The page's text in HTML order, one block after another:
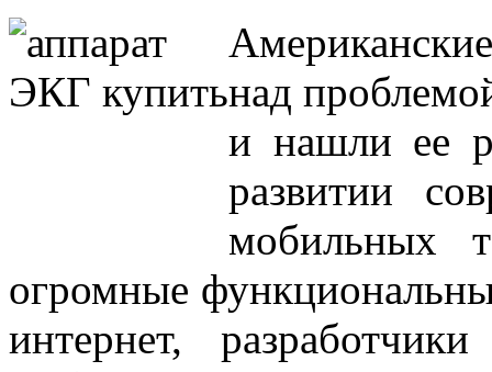
над
и нашли ее
развитии
мобильных
огромные
интернет,